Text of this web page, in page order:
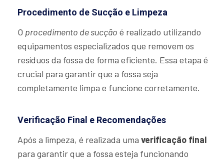
Procedimento de Sucção e Limpeza
O procedimento de sucção é realizado utilizando
equipamentos especializados que removem os
resíduos da fossa de forma eficiente. Essa etapa é
crucial para garantir que a fossa seja
completamente limpa e funcione corretamente.
Verificação Final e Recomendações
Após a limpeza, é realizada uma verificação final
para garantir que a fossa esteja funcionando